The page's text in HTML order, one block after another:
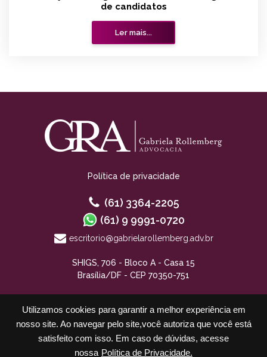
Utilizamos cookies para garantir a melhor experiência em
nosso site. Ao navegar pelo site,você autoriza que você está
satisfeito com isso. Em caso de dúvidas, acesse
nossa Política de Privacidade.
de candidatos
Ler mais...
Política de privacidade
(61) 3364-2205
(61) 9 9991-0720
escritorio@gabrielarollemberg.adv.br
SHIGS, 706 - Bloco A - Casa 15
Brasília/DF - CEP 70350-751